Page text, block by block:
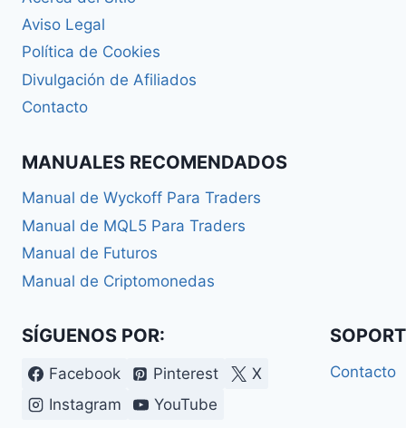
Aviso Legal
Política de Cookies
Divulgación de Afiliados
Contacto
MANUALES RECOMENDADOS
Manual de Wyckoff Para Traders
Manual de MQL5 Para Traders
Manual de Futuros
Manual de Criptomonedas
SÍGUENOS POR:
Facebook Pinterest
X
Instagram
YouTube
Contacto